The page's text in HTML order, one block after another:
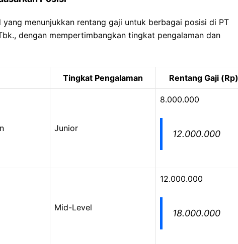
yang menunjukkan rentang gaji untuk berbagai posisi di PT
dengan mempertimbangkan tingkat pengalaman dan
Tingkat Pengalaman Rentang Gaji (Rp)
Junior
8.000.000
12.000.000
Mid-Level
12.000.000
18.000.000